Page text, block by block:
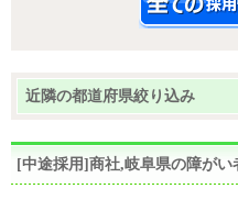
近隣の都道府県絞り込み
[中途採用]商社,岐阜県の障が